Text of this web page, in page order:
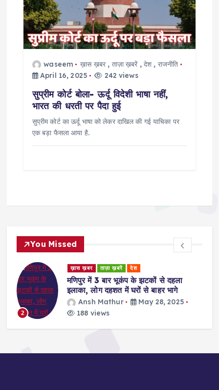
waseem ख़ास ख़बर , ताज़ा ख़बरें , देश , राजनीति
April 16, 2025
242 views
सुप्रीम कोर्ट बोला- ऊर्दू विदेशी भाषा नहीं,
भारत की धरती पर पैदा हुई
सुप्रीम कोर्ट का ऊर्दू भाषा को लेकर दाखिल की गई याचिका पर
एक बड़ा फैसला आया है.
You Missed
2
ख़ास ख़बर ताज़ा ख़बरें देश
मणिपुर में 3 बार भूकंप के झटकों से दहला
इलाका, लोग दहशत में घरों से बाहर भागे
Ansh Mathur
May 28, 2025
188 views